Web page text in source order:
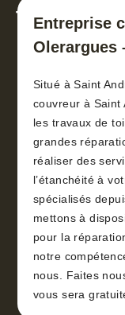
toiture 30
Entreprise
Olerargues
Situé à Saint
couvreur à Saint
les travaux de
grandes
réaliser des
l’étanchéité à
spécialisés
mettons à
pour la
notre
nous. Faites
vous sera